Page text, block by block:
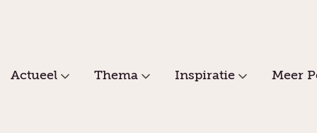
Actueel Thema Inspiratie Meer